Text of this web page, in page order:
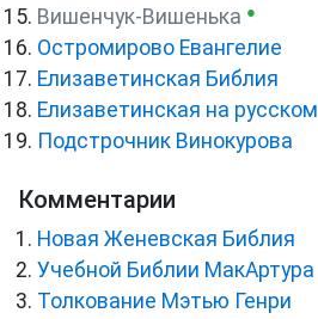
Вишенчук-Вишенька ●
Остромирово Евангелие
Елизаветинская Библия
Елизаветинская на русском
Подстрочник Винокурова
Комментарии
Новая Женевская Библия
Учебной Библии МакАртура
Толкование Мэтью Генри